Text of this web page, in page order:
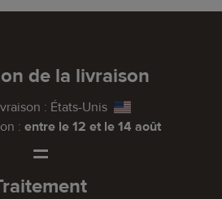
de la livraison
: États-Unis
: entre le 12 et le 14 août
=